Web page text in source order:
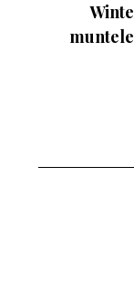
Ce